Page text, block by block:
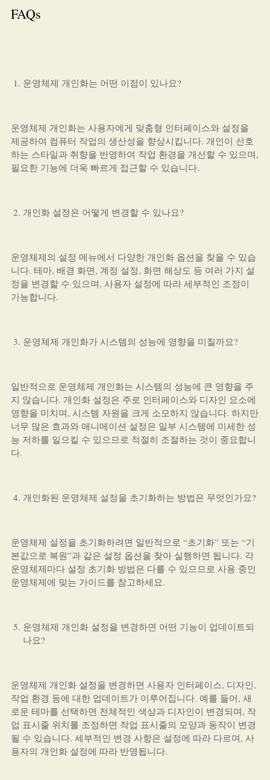
FAQs
운영체제 개인화는 어떤 이점이 있나요?
운영체제 개인화는 사용자에게 맞춤형 인터페이스와 설정을
제공하여 컴퓨터 작업의 생산성을 향상시킵니다. 개인이 선호
하는 스타일과 취향을 반영하여 작업 환경을 개선할 수 있으며,
필요한 기능에 더욱 빠르게 접근할 수 있습니다.
개인화 설정은 어떻게 변경할 수 있나요?
운영체제의 설정 메뉴에서 다양한 개인화 옵션을 찾을 수 있습
니다. 테마, 배경 화면, 계정 설정, 화면 해상도 등 여러 가지 설
정을 변경할 수 있으며, 사용자 설정에 따라 세부적인 조정이
가능합니다.
운영체제 개인화가 시스템의 성능에 영향을 미칠까요?
일반적으로 운영체제 개인화는 시스템의 성능에 큰 영향을 주
지 않습니다. 개인화 설정은 주로 인터페이스와 디자인 요소에
영향을 미치며, 시스템 자원을 크게 소모하지 않습니다. 하지만
너무 많은 효과와 애니메이션 설정은 일부 시스템에 미세한 성
능 저하를 일으킬 수 있으므로 적절히 조절하는 것이 중요합니
다.
개인화된 운영체제 설정을 초기화하는 방법은 무엇인가요?
운영체제 설정을 초기화하려면 일반적으로 “초기화” 또는 “기
본값으로 복원”과 같은 설정 옵션을 찾아 실행하면 됩니다. 각
운영체제마다 설정 초기화 방법은 다를 수 있으므로 사용 중인
운영체제에 맞는 가이드를 참고하세요.
운영체제 개인화 설정을 변경하면 어떤 기능이 업데이트되
나요?
운영체제 개인화 설정을 변경하면 사용자 인터페이스, 디자인,
작업 환경 등에 대한 업데이트가 이루어집니다. 예를 들어, 새
로운 테마를 선택하면 전체적인 색상과 디자인이 변경되며, 작
업 표시줄 위치를 조정하면 작업 표시줄의 모양과 동작이 변경
될 수 있습니다. 세부적인 변경 사항은 설정에 따라 다르며, 사
용자의 개인화 설정에 따라 반영됩니다.